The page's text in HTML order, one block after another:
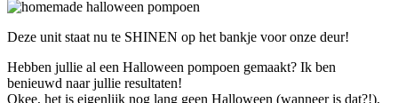
Deze unit staat nu te SHINEN op het bankje voor onze deur!
Hebben jullie al een Halloween pompoen gemaakt? Ik ben
benieuwd naar jullie resultaten!
Okee, het is eigenlijk nog lang geen Halloween (wanneer is dat?!),